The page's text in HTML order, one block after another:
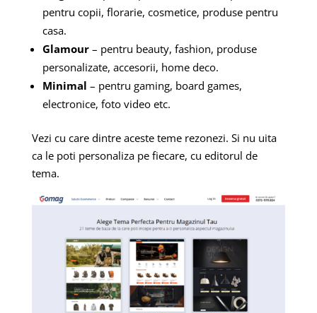
pentru copii, florarie, cosmetice, produse pentru
casa.
Glamour – pentru beauty, fashion, produse
personalizate, accesorii, home deco.
Minimal – pentru gaming, board games,
electronice, foto video etc.
Vezi cu care dintre aceste teme rezonezi. Si nu uita
ca le poti personaliza pe fiecare, cu editorul de
tema.